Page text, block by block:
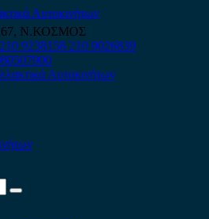
Ν.ΚΟΣΜΟΣ
210 9238158 210 9026839